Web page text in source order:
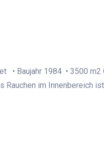
• Baujahr 1984 • 3500 m2
im Innenbereich